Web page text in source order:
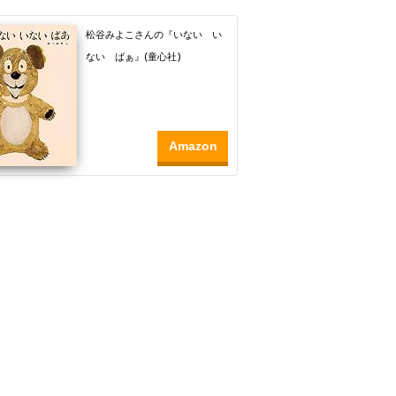
松谷みよこさんの『いない い
ない ばぁ』(童心社)
Amazon